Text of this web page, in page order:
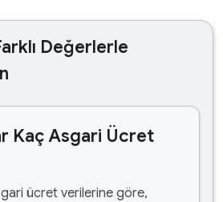
Değerlerle
Kaç Asgari Ücret
ücret verilerine göre,